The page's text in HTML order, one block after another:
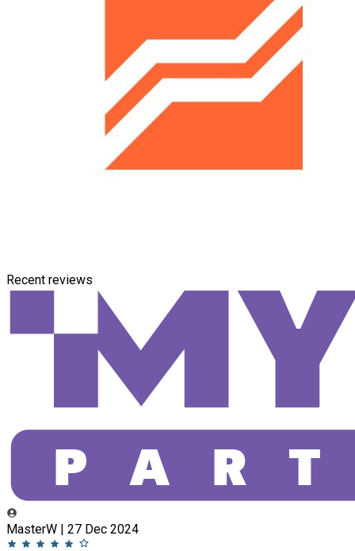
Recent reviews
MasterW | 27 Dec 2024